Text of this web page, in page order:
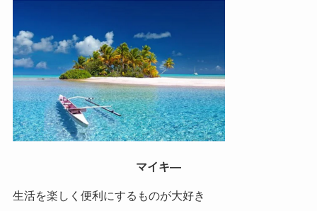
マイキ―
生活を楽しく便利にするものが大好き